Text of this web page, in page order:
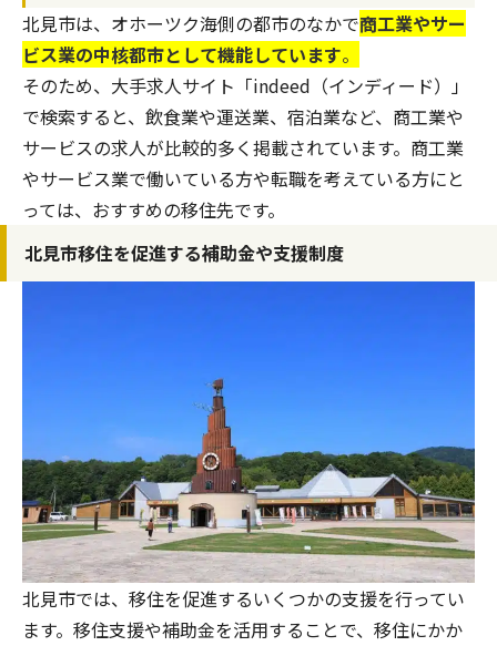
北見市は、オホーツク海側の都市のなかで商工業やサー
ビス業の中核都市として機能しています。
そのため、大手求人サイト「indeed（インディード） 」
で検索すると、飲食業や運送業、宿泊業など、商工業や
サービスの求人が比較的多く掲載されています。商工業
やサービス業で働いている方や転職を考えている方にと
っては、おすすめの移住先です。
北見市移住を促進する補助金や支援制度
北見市では、移住を促進するいくつかの支援を行ってい
ます。移住支援や補助金を活用することで、移住にかか